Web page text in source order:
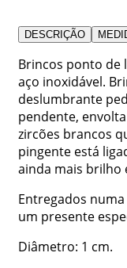
DESCRIÇÃO
Brincos ponto de
aço inoxidável.
deslumbrante
pendente,
zircões brancos
pingente está
ainda mais brilho
Entregados
um presente
Diâmetro: 1 cm.